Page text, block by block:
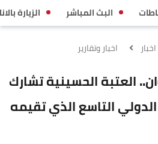
البث المباشر الزيارة
اخبار اخبار وتقارير
(500) عنوان.. العتبة الحسينية تشارك
التاسع الذي تقيمه